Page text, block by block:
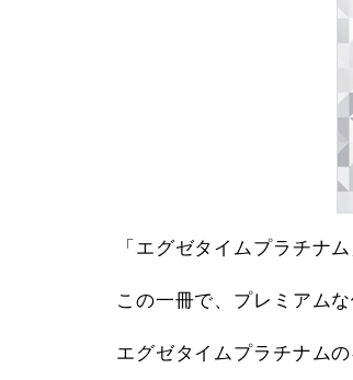
「エグゼタイムプラチナ
この一冊で、プレミアム
エグゼタイムプラチナム